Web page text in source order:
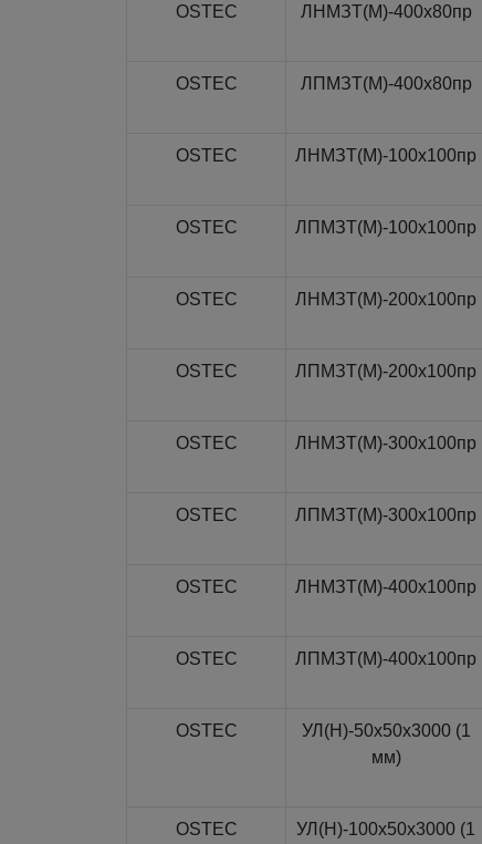
OSTEC ЛНМЗТ(М)-400x80пр
OSTEC ЛПМЗТ(М)-400x80пр
OSTEC ЛНМЗТ(М)-100x100пр
OSTEC ЛПМЗТ(М)-100x100пр
OSTEC ЛНМЗТ(М)-200x100пр
OSTEC ЛПМЗТ(М)-200x100пр
OSTEC ЛНМЗТ(М)-300x100пр
OSTEC ЛПМЗТ(М)-300x100пр
OSTEC ЛНМЗТ(М)-400x100пр
OSTEC ЛПМЗТ(М)-400x100пр
OSTEC
УЛ(Н)-50x50x3000 (1
мм)
OSTEC
УЛ(Н)-100x50x3000 (1